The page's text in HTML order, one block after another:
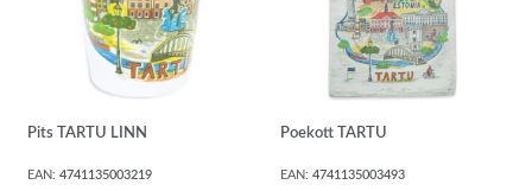
Pits TARTU LINN
EAN:4741135003219
Poekott TARTU
EAN:4741135003493